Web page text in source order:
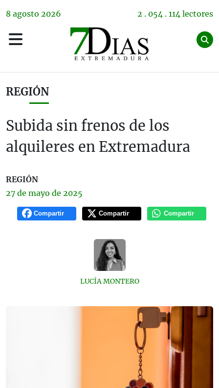
8 agosto 2026 2 . 054 . 114 lectores
REGIÓN
Subida sin frenos de los
alquileres en Extremadura
REGIÓN
27 de mayo de 2025
Compartir Compartir Compartir
LUCÍA MONTERO